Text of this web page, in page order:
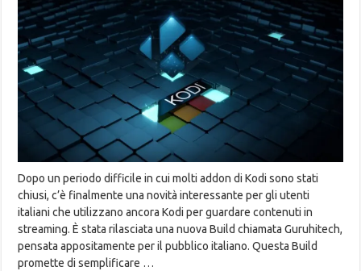
Dopo un periodo difficile in cui molti addon di Kodi sono stati
chiusi, c’è finalmente una novità interessante per gli utenti
italiani che utilizzano ancora Kodi per guardare contenuti in
streaming. È stata rilasciata una nuova Build chiamata Guruhitech,
pensata appositamente per il pubblico italiano. Questa Build
promette di semplificare …